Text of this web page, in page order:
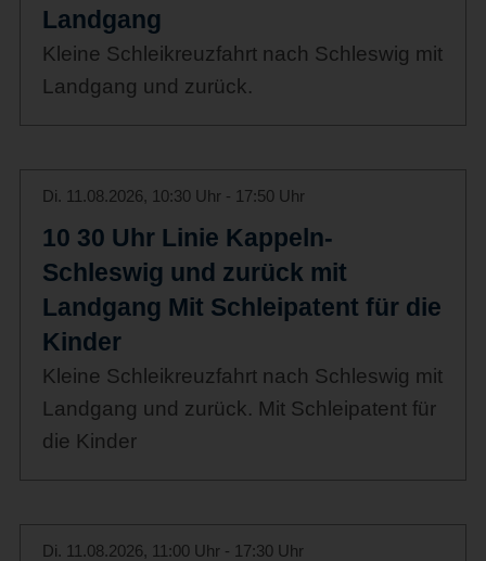
Landgang
Kleine Schleikreuzfahrt nach Schleswig mit
Landgang und zurück.
Di. 11.08.2026, 10:30 Uhr - 17:50 Uhr
10 30 Uhr Linie Kappeln-
Schleswig und zurück mit
Landgang Mit Schleipatent für die
Kinder
Kleine Schleikreuzfahrt nach Schleswig mit
Landgang und zurück. Mit Schleipatent für
die Kinder
Di. 11.08.2026, 11:00 Uhr - 17:30 Uhr